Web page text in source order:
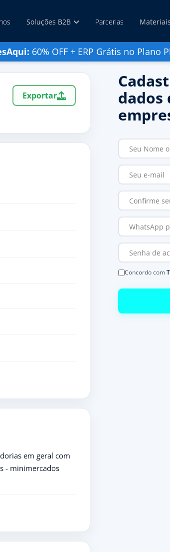
Soluções B2B Parcerias Materiais
60% OFF + ERP Grátis no Plano
Exportar
em geral com
- minimercados
dados
Concordo com